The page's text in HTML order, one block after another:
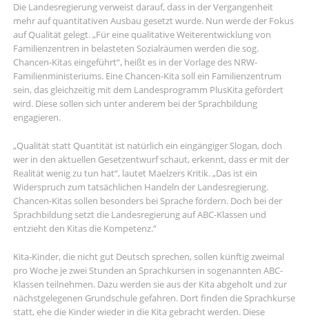
Die Landesregierung verweist darauf, dass in der Vergangenheit
mehr auf quantitativen Ausbau gesetzt wurde. Nun werde der Fokus
auf Qualität gelegt. „Für eine qualitative Weiterentwicklung von
Familienzentren in belasteten Sozialräumen werden die sog.
Chancen-Kitas eingeführt“, heißt es in der Vorlage des NRW-
Familienministeriums. Eine Chancen-Kita soll ein Familienzentrum
sein, das gleichzeitig mit dem Landesprogramm PlusKita gefördert
wird. Diese sollen sich unter anderem bei der Sprachbildung
engagieren.
„Qualität statt Quantität ist natürlich ein eingängiger Slogan, doch
wer in den aktuellen Gesetzentwurf schaut, erkennt, dass er mit der
Realität wenig zu tun hat“, lautet Maelzers Kritik. „Das ist ein
Widerspruch zum tatsächlichen Handeln der Landesregierung.
Chancen-Kitas sollen besonders bei Sprache fördern. Doch bei der
Sprachbildung setzt die Landesregierung auf ABC-Klassen und
entzieht den Kitas die Kompetenz.“
Kita-Kinder, die nicht gut Deutsch sprechen, sollen künftig zweimal
pro Woche je zwei Stunden an Sprachkursen in sogenannten ABC-
Klassen teilnehmen. Dazu werden sie aus der Kita abgeholt und zur
nächstgelegenen Grundschule gefahren. Dort finden die Sprachkurse
statt, ehe die Kinder wieder in die Kita gebracht werden. Diese